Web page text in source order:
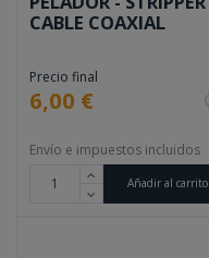
CABLE COAXIAL
Precio final
6,00 €
Envío e impuestos incluidos
Añadir al carrito